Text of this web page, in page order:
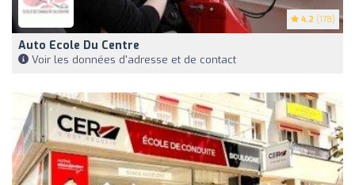
4.2 (178)
Auto Ecole Du Centre
Voir les données d'adresse et de contact